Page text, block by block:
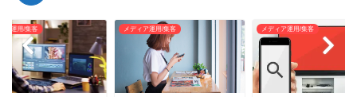
ア運用/集客 メディア運用/集客 メディア運用/集客